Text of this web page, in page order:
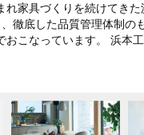
れ家具づくりを続けてき
徹底した品質管理体制の
おこなっています。 浜本
着を持ってご利用いただけ
・安全面の全てにおいて
わり”を是非ショールーム